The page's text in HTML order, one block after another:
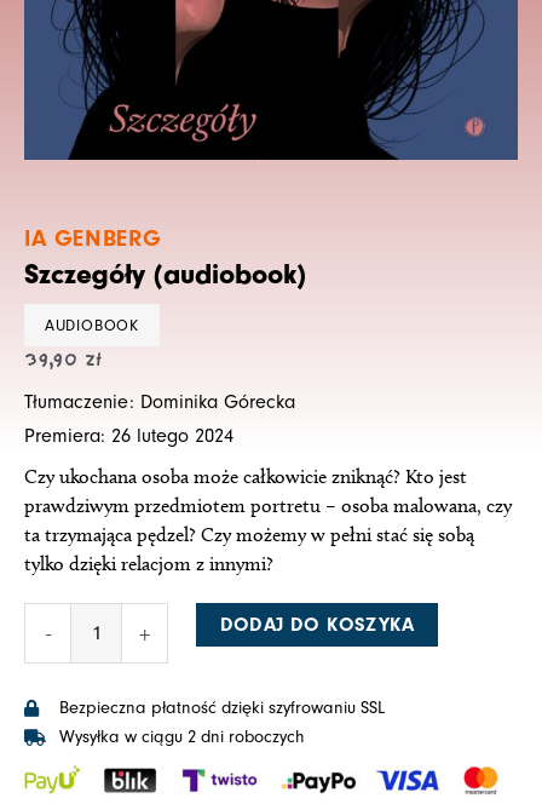
IA GENBERG
Szczegóły (audiobook)
AUDIOBOOK
39,90 zł
Tłumaczenie: Dominika Górecka
Premiera: 26 lutego 2024
Czy ukochana osoba może całkowicie zniknąć? Kto jest
prawdziwym przedmiotem portretu – osoba malowana, czy
ta trzymająca pędzel? Czy możemy w pełni stać się sobą
tylko dzięki relacjom z innymi?
-
Szczegóły
+ DODAJ DO KOSZYKA
Bezpieczna płatność dzięki szyfrowaniu SSL
Wysyłka w ciągu 2 dni roboczych